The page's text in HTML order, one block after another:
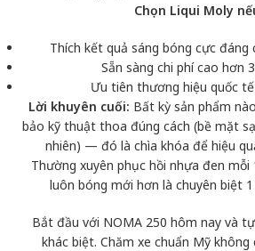
Chọn Liqui Moly
Thích kết quả sáng bóng cực đáng
Sẵn sàng chi phí cao hơn
Ưu tiên thương hiệu quốc
Lời khuyên cuối: Bất kỳ sản phẩm
bảo kỹ thuật thoa đúng cách (bề mặt
nhiên) — đó là chìa khóa để hiệu
Thường xuyên phục hồi nhựa đen mỗi
luôn bóng mới hơn là chuyên biệt
Bắt đầu với NOMA 250 hôm nay và
khác biệt. Chăm xe chuẩn Mỹ không